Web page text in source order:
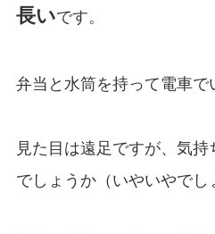
長いです。
弁当と水筒を持って電車で
見た目は遠足ですが、気
でしょうか（いやいやでし